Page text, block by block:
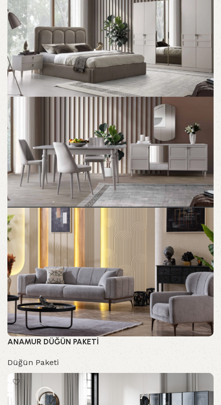
ANAMUR DÜĞÜN PAKETİ
Düğün Paketi